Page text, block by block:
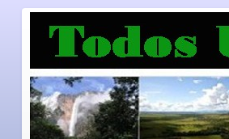
Luchando por
Fuera el chavismo, la peor peste